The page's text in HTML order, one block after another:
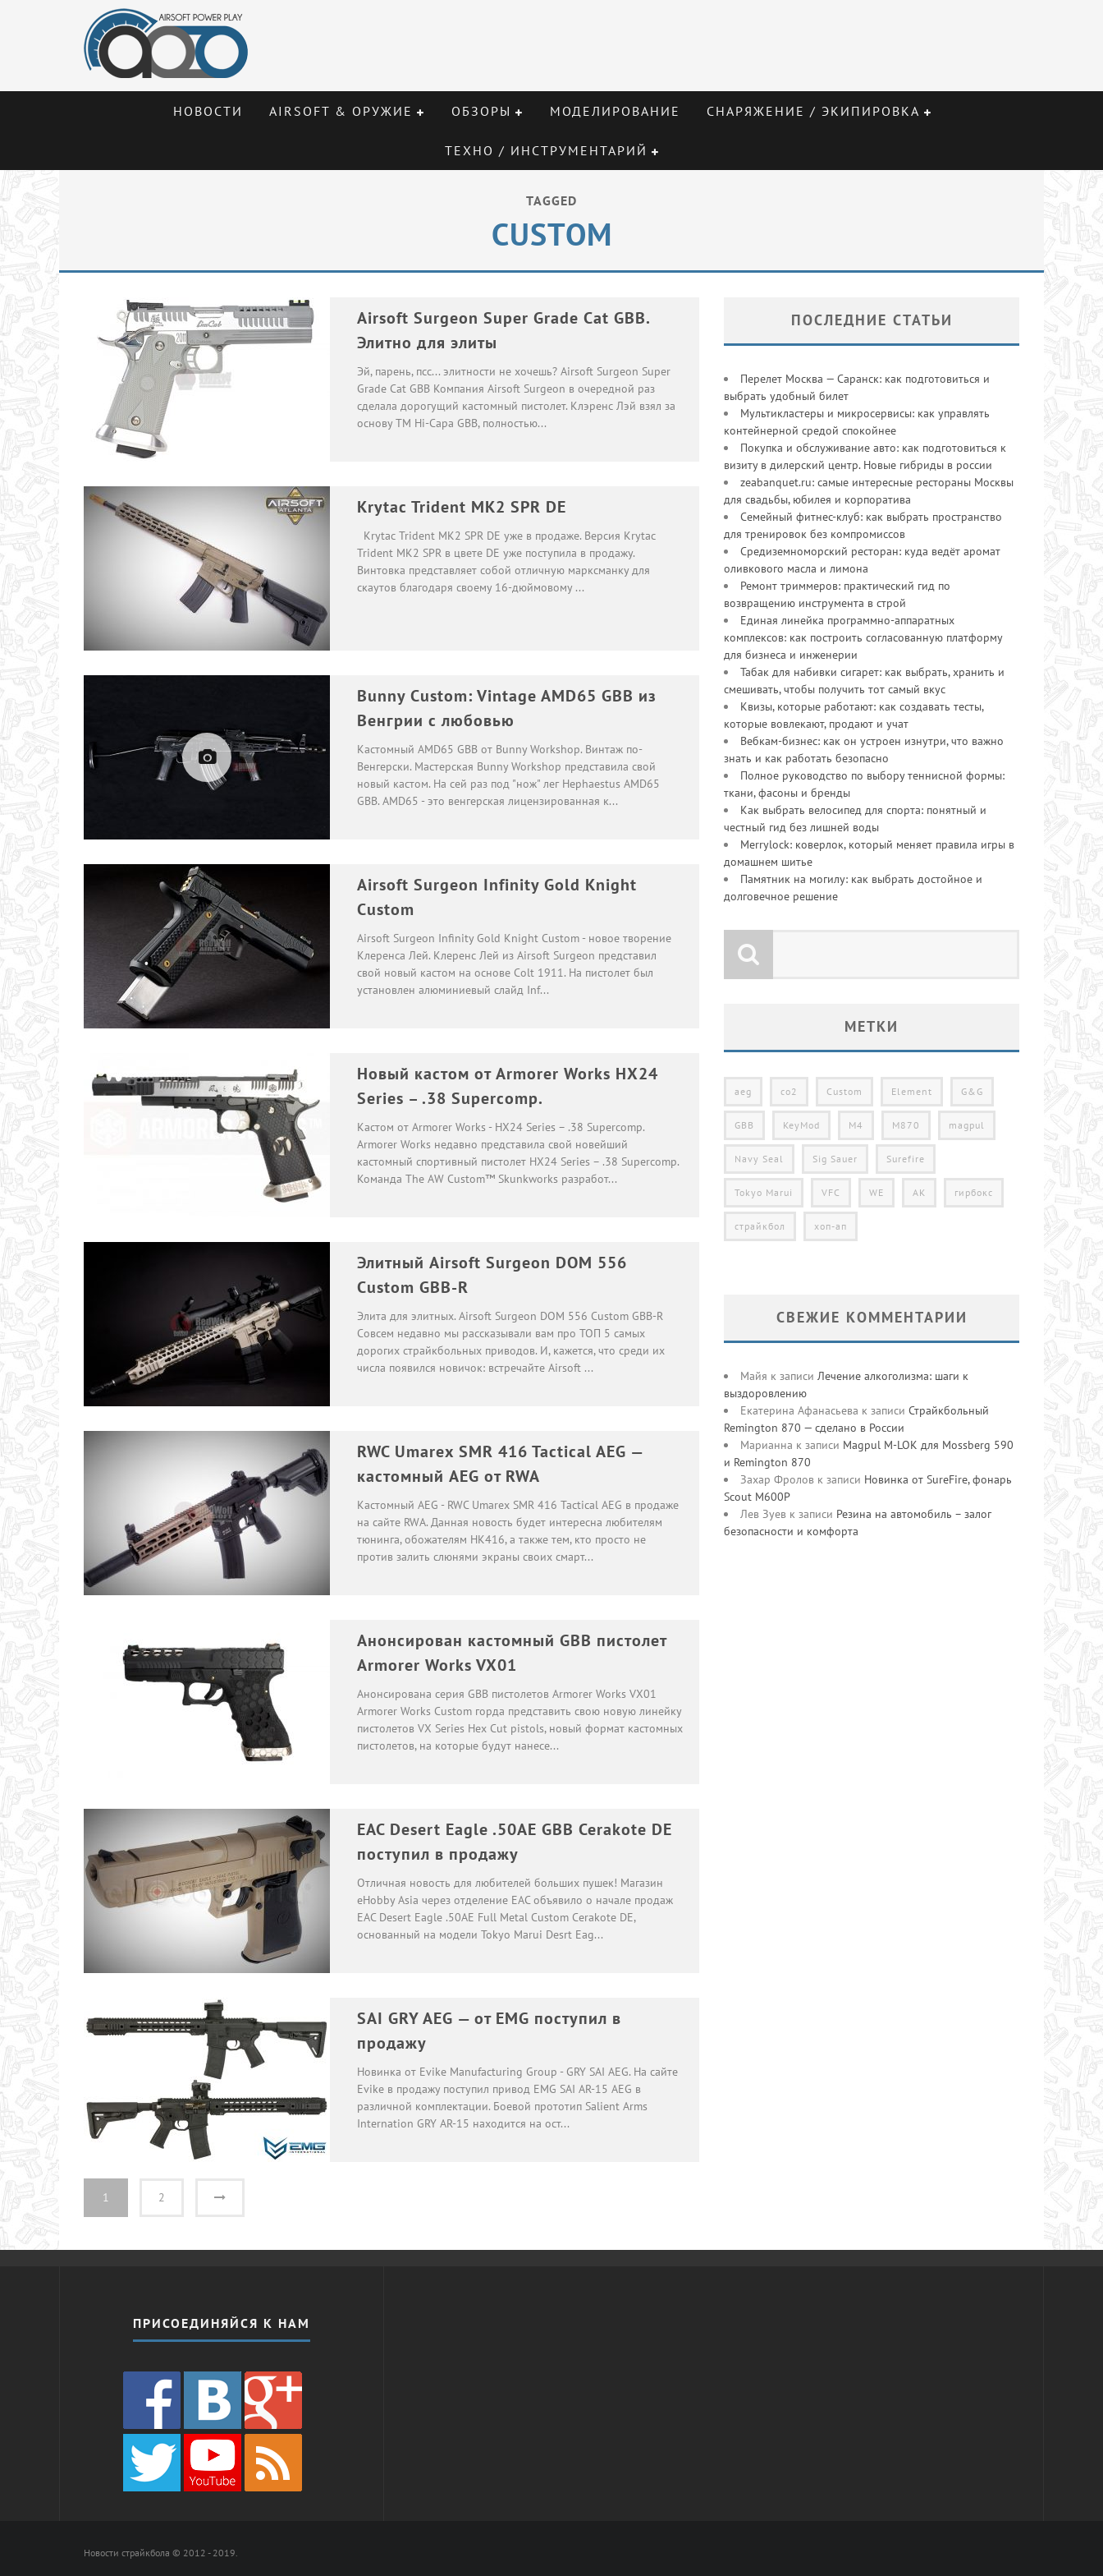
НОВОСТИ AIRSOFT & ОРУЖИЕ ОБЗОРЫ МОДЕЛИРОВАНИЕ СНАРЯЖЕНИЕ / ЭКИПИРОВКА
ТЕХНО / ИНСТРУМЕНТАРИЙ
TAGGED
CUSTOM
Airsoft Surgeon Super Grade Cat GBB.
Элитно для элиты
Эй, парень, псс... элитности не хочешь? Airsoft Surgeon Super
Grade Cat GBB Компания Airsoft Surgeon в очередной раз
сделала дорогущий кастомный пистолет. Клэренс Лэй взял за
основу TM Hi-Capa GBB, полностью...
Krytac Trident MK2 SPR DE
Krytac Trident MK2 SPR DE уже в продаже. Версия Krytac
Trident MK2 SPR в цвете DE уже поступила в продажу.
Винтовка представляет собой отличную марксманку для
скаутов благодаря своему 16-дюймовому ...
Bunny Custom: Vintage AMD65 GBB из
Венгрии с любовью
Кастомный AMD65 GBB от Bunny Workshop. Винтаж по-
Венгерски. Мастерская Bunny Workshop представила свой
новый кастом. На сей раз под "нож" лег Hephaestus AMD65
GBB. AMD65 - это венгерская лицензированная к...
Airsoft Surgeon Infinity Gold Knight
Custom
Airsoft Surgeon Infinity Gold Knight Custom - новое творение
Клеренса Лей. Клеренс Лей из Airsoft Surgeon представил
свой новый кастом на основе Colt 1911. На пистолет был
установлен алюминиевый слайд Inf...
Новый кастом от Armorer Works HX24
Series – .38 Supercomp.
Кастом от Armorer Works - HX24 Series – .38 Supercomp.
Armorer Works недавно представила свой новейший
кастомный спортивный пистолет HX24 Series – .38 Supercomp.
Команда The AW Custom™ Skunkworks разработ...
Элитный Airsoft Surgeon DOM 556
Custom GBB-R
Элита для элитных. Airsoft Surgeon DOM 556 Custom GBB-R
Совсем недавно мы рассказывали вам про ТОП 5 самых
дорогих страйкбольных приводов. И, кажется, что среди их
числа появился новичок: встречайте Airsoft ...
RWC Umarex SMR 416 Tactical AEG —
кастомный AEG от RWA
Кастомный AEG - RWC Umarex SMR 416 Tactical AEG в продаже
на сайте RWA. Данная новость будет интересна любителям
тюнинга, обожателям HK416, а также тем, кто просто не
против залить слюнями экраны своих смарт...
Анонсирован кастомный GBB пистолет
Armorer Works VX01
Анонсирована серия GBB пистолетов Armorer Works VX01
Armorer Works Custom горда представить свою новую линейку
пистолетов VX Series Hex Cut pistols, новый формат кастомных
пистолетов, на которые будут нанесе...
EAC Desert Eagle .50AE GBB Cerakote DE
поступил в продажу
Отличная новость для любителей больших пушек! Магазин
eHobby Asia через отделение EAC объявило о начале продаж
EAC Desert Eagle .50AE Full Metal Custom Cerakote DE,
основанный на модели Tokyo Marui Desrt Eag...
SAI GRY AEG — от EMG поступил в
продажу
Новинка от Evike Manufacturing Group - GRY SAI AEG. На сайте
Evike в продажу поступил привод EMG SAI AR-15 AEG в
различной комплектации. Боевой прототип Salient Arms
Internation GRY AR-15 находится на ост...
1 2
ПОСЛЕДНИЕ СТАТЬИ
Перелет Москва — Саранск: как подготовиться и
выбрать удобный билет
Мультикластеры и микросервисы: как управлять
контейнерной средой спокойнее
Покупка и обслуживание авто: как подготовиться к
визиту в дилерский центр. Новые гибриды в россии
zeabanquet.ru: самые интересные рестораны Москвы
для свадьбы, юбилея и корпоратива
Семейный фитнес-клуб: как выбрать пространство
для тренировок без компромиссов
Средиземноморский ресторан: куда ведёт аромат
оливкового масла и лимона
Ремонт триммеров: практический гид по
возвращению инструмента в строй
Единая линейка программно-аппаратных
комплексов: как построить согласованную платформу
для бизнеса и инженерии
Табак для набивки сигарет: как выбрать, хранить и
смешивать, чтобы получить тот самый вкус
Квизы, которые работают: как создавать тесты,
которые вовлекают, продают и учат
Вебкам-бизнес: как он устроен изнутри, что важно
знать и как работать безопасно
Полное руководство по выбору теннисной формы:
ткани, фасоны и бренды
Как выбрать велосипед для спорта: понятный и
честный гид без лишней воды
Merrylock: коверлок, который меняет правила игры в
домашнем шитье
Памятник на могилу: как выбрать достойное и
долговечное решение
МЕТКИ
aeg co2 Custom Element G&G
GBB KeyMod M4 M870 magpul
Navy Seal Sig Sauer Surefire
Tokyo Marui VFC WE АК гирбокс
страйкбол хоп-ап
СВЕЖИЕ КОММЕНТАРИИ
Майя к записи Лечение алкоголизма: шаги к
выздоровлению
Екатерина Афанасьева к записи Страйкбольный
Remington 870 — сделано в России
Марианна к записи Magpul M-LOK для Mossberg 590
и Remington 870
Захар Фролов к записи Новинка от SureFire, фонарь
Scout M600P
Лев Зуев к записи Резина на автомобиль – залог
безопасности и комфорта
ПРИСОЕДИНЯЙСЯ К НАМ
Новости страйкбола © 2012 - 2019.